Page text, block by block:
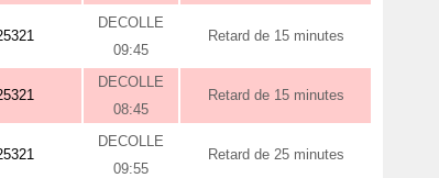
DECOLLE
09:45
Retard de 15 minutes
DECOLLE
08:45
Retard de 15 minutes
DECOLLE
09:55
Retard de 25 minutes